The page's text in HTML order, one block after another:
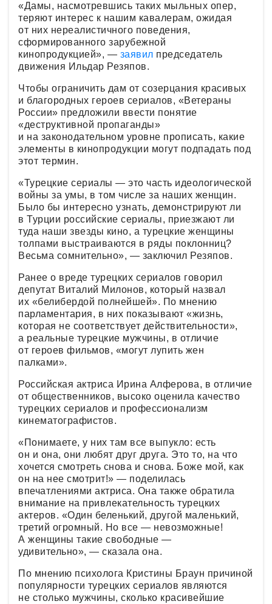
«Дамы, насмотревшись таких мыльных опер,
теряют интерес к нашим кавалерам, ожидая
от них нереалистичного поведения,
сформированного зарубежной
кинопродукцией», — заявил председатель
движения Ильдар Резяпов.
Чтобы ограничить дам от созерцания красивых
и благородных героев сериалов, «Ветераны
России» предложили ввести понятие
«деструктивной пропаганды»
и на законодательном уровне прописать, какие
элементы в кинопродукции могут подпадать под
этот термин.
«Турецкие сериалы — это часть идеологической
войны за умы, в том числе за наших женщин.
Было бы интересно узнать, демонстрируют ли
в Турции российские сериалы, приезжают ли
туда наши звезды кино, а турецкие женщины
толпами выстраиваются в ряды поклонниц?
Весьма сомнительно», — заключил Резяпов.
Ранее о вреде турецких сериалов говорил
депутат Виталий Милонов, который назвал
их «белибердой полнейшей». По мнению
парламентария, в них показывают «жизнь,
которая не соответствует действительности»,
а реальные турецкие мужчины, в отличие
от героев фильмов, «могут лупить жен
палками».
Российская актриса Ирина Алферова, в отличие
от общественников, высоко оценила качество
турецких сериалов и профессионализм
кинематографистов.
«Понимаете, у них там все выпукло: есть
он и она, они любят друг друга. Это то, на что
хочется смотреть снова и снова. Боже мой, как
он на нее смотрит!» — поделилась
впечатлениями актриса. Она также обратила
внимание на привлекательность турецких
актеров. «Один беленький, другой маленький,
третий огромный. Но все — невозможные!
А женщины такие свободные —
удивительно», — сказала она.
По мнению психолога Кристины Браун причиной
популярности турецких сериалов являются
не столько мужчины, сколько красивейшие